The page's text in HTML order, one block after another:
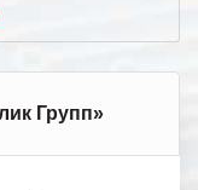
Групп»